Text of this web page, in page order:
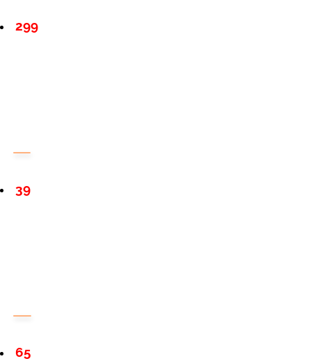
299
39
65